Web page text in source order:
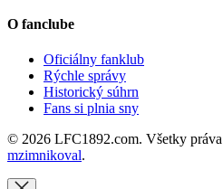
O fanclube
Oficiálny fanklub
Rýchle správy
Historický súhrn
Fans si plnia sny
© 2026 LFC1892.com. Všetky
mzimnikoval.